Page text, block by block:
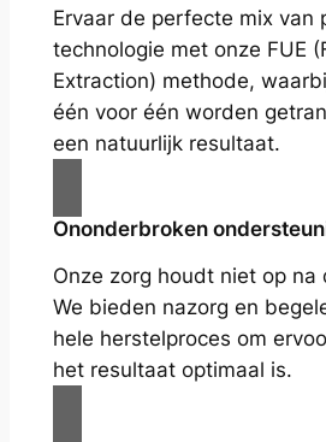
Ervaar de perfecte mix van
technologie met onze FUE
Extraction) methode,
één voor één worden
een natuurlijk resultaat.
Ononderbroken
Onze zorg houdt niet op na
We bieden nazorg en
hele herstelproces om
het resultaat optimaal is.